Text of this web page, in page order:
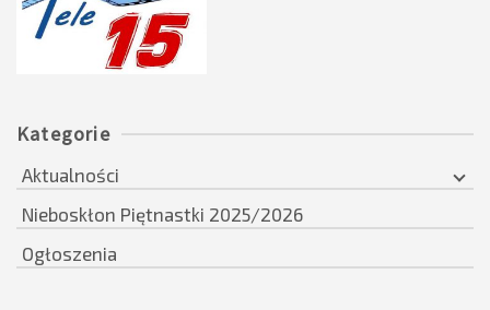
Kategorie
Aktualności
Nieboskłon Piętnastki 2025/2026
Ogłoszenia